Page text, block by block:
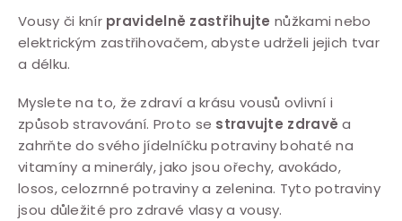
Vousy či knírpravidelně zastřihujte nůžkami nebo
elektrickým zastřihovačem, abyste udrželi jejich tvar
a délku.
Myslete na to, že zdraví a krásu vousů ovlivní i
způsob stravování. Proto se stravujte zdravě a
zahrňte do svého jídelníčku potraviny bohaté na
vitamíny a minerály, jako jsou ořechy, avokádo,
losos, celozrnné potraviny a zelenina. Tyto potraviny
jsou důležité pro zdravé vlasy a vousy.